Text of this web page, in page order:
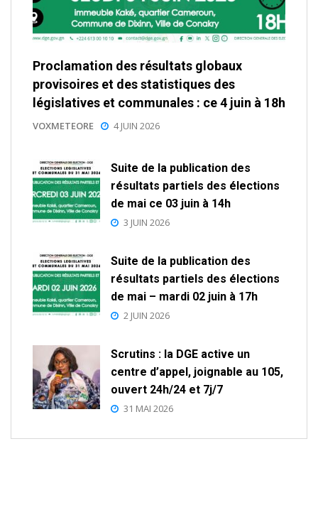
Proclamation des résultats globaux
provisoires et des statistiques des
législatives et communales : ce 4 juin à 18h
VOXMETEORE 4 JUIN 2026
Suite de la publication des
résultats partiels des élections
de mai ce 03 juin à 14h
3 JUIN 2026
Suite de la publication des
résultats partiels des élections
de mai – mardi 02 juin à 17h
2 JUIN 2026
Scrutins : la DGE active un
centre d’appel, joignable au 105,
ouvert 24h/24 et 7j/7
31 MAI 2026